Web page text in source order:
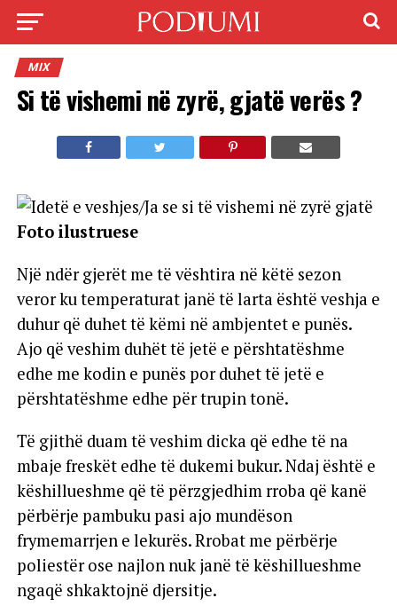
MIX
Si të vishemi në zyrë, gjatë verës ?
Foto ilustruese
Një ndër gjerët me të vështira në këtë sezon
veror ku temperaturat janë të larta është veshja e
duhur që duhet të këmi në ambjentet e punës.
Ajo që veshim duhët të jetë e përshtatëshme
edhe me kodin e punës por duhet të jetë e
përshtatëshme edhe për trupin tonë.
Të gjithë duam të veshim dicka që edhe të na
mbaje freskët edhe të dukemi bukur. Ndaj është e
këshillueshme që të përzgjedhim rroba që kanë
përbërje pambuku pasi ajo mundëson
frymemarrjen e lekurës. Rrobat me përbërje
poliestër ose najlon nuk janë të këshillueshme
ngaqë shkaktojnë djersitje.